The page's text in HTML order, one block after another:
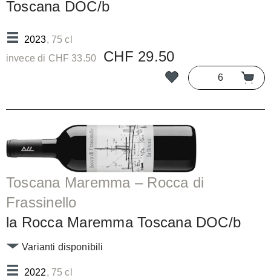
Toscana DOC/b
2023, 75 cl
invece di CHF 33.50
CHF 29.50
Toscana Maremma – Rocca di
Frassinello
la Rocca Maremma Toscana DOC/b
2022, 75 cl
Varianti disponibili